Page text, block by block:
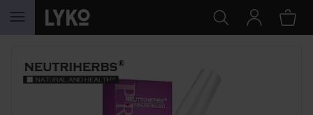
HOPPA TILL INNEHÅLLET